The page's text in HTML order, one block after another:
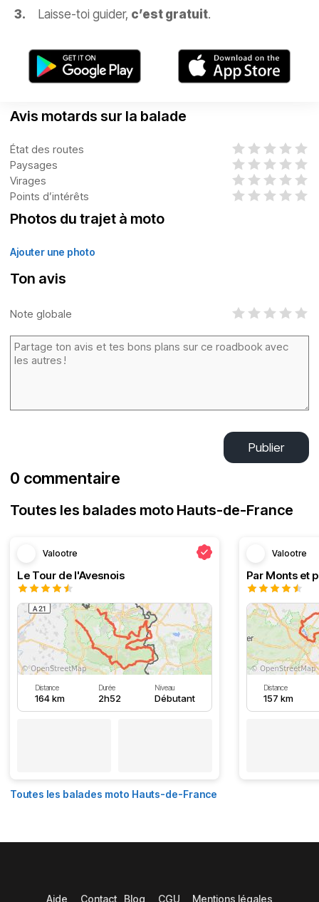
Laisse-toi guider, c’est gratuit.
Avis motards sur la balade
État des routes
Paysages
Virages
Points d’intérêts
Photos du trajet à moto
Ajouter une photo
Ton avis
Note globale
Publier
0 commentaire
Toutes les balades moto Hauts-de-France
Valootre
Le Tour de l'Avesnois
Distance
164 km
Durée
2h52
Niveau
Débutant
Valootre
Par Monts et
Distance
157 km
Toutes les balades moto Hauts-de-France
Aide Contact Blog CGU Mentions légales